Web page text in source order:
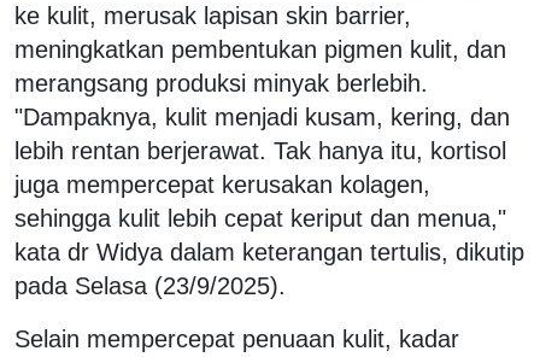
ke kulit, merusak lapisan skin barrier,
meningkatkan pembentukan pigmen kulit, dan
merangsang produksi minyak berlebih.
"Dampaknya, kulit menjadi kusam, kering, dan
lebih rentan berjerawat. Tak hanya itu, kortisol
juga mempercepat kerusakan kolagen,
sehingga kulit lebih cepat keriput dan menua,"
kata dr Widya dalam keterangan tertulis, dikutip
pada Selasa (23/9/2025).
Selain mempercepat penuaan kulit, kadar